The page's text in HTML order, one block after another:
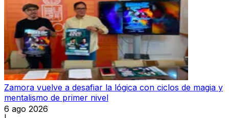
Zamora vuelve a desafiar la lógica con ciclos de magia y
mentalismo de primer nivel
6 ago 2026